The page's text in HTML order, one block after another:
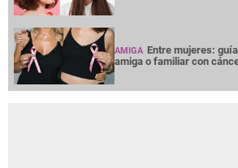
AMIGA Entre mujeres:
amiga o familiar con